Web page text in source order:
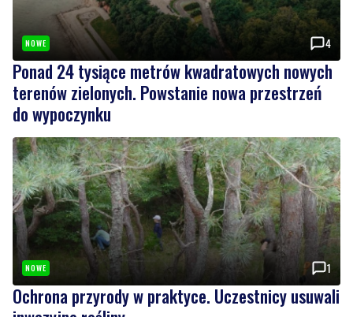
Ponad 24 tysiące metrów kwadratowych nowych
terenów zielonych. Powstanie nowa przestrzeń
do wypoczynku
NOWE 1
Ochrona przyrody w praktyce. Uczestnicy usuwali
inwazyjne rośliny